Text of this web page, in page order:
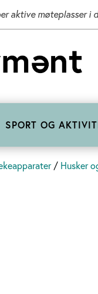
aktive møteplasser
SPORT OG
/ Husker